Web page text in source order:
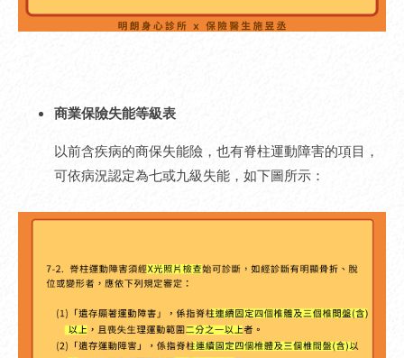
商業保險失能等級表
以前含疾病的商保失能險，也有脊柱運動障害的項目，
可依病況認定為七或九級失能，如下圖所示：